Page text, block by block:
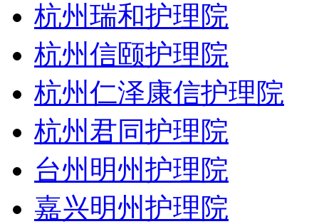
杭州瑞和护理院
杭州信颐护理院
杭州仁泽康信护理院
杭州君同护理院
台州明州护理院
嘉兴明州护理院